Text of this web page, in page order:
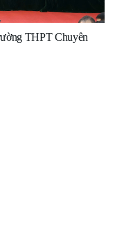
THPT Chuyên